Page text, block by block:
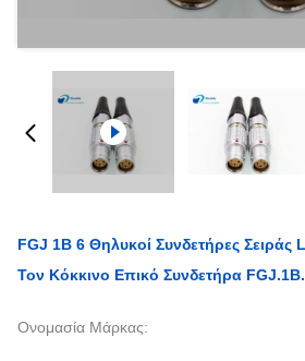
FGJ 1B 6 Θηλυκοί Συνδετήρες
Τον Κόκκινο Επικό Συνδετήρα
Ονομασία Μάρκας: